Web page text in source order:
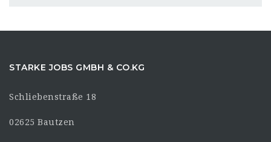
STARKE JOBS GMBH & CO.KG
Schliebenstraße 18
02625 Bautzen